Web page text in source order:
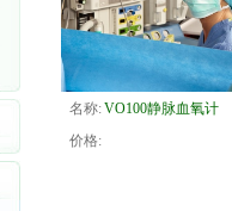
名称:VO100静脉血氧计
价格: